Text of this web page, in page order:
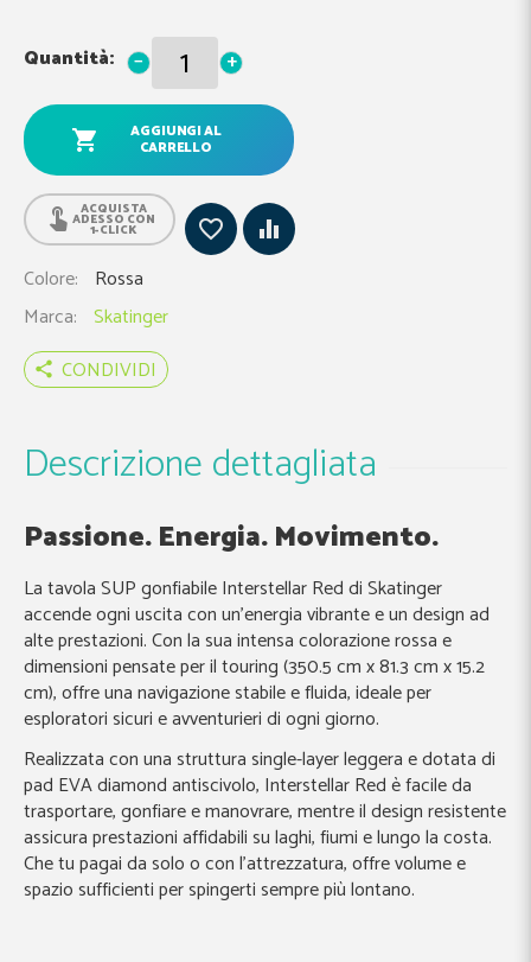
Quantità: +
−
AGGIUNGI AL
CARRELLO
ACQUISTA
ADESSO CON
1-CLICK
Colore
Rossa
Marca
Skatinger
share CONDIVIDI
Descrizione dettagliata
Passione. Energia. Movimento.
La tavola SUP gonfiabile Interstellar Red di Skatinger
accende ogni uscita con un’energia vibrante e un design ad
alte prestazioni. Con la sua intensa colorazione rossa e
dimensioni pensate per il touring (350.5 cm x 81.3 cm x 15.2
cm), offre una navigazione stabile e fluida, ideale per
esploratori sicuri e avventurieri di ogni giorno.
Realizzata con una struttura single-layer leggera e dotata di
pad EVA diamond antiscivolo, Interstellar Red è facile da
trasportare, gonfiare e manovrare, mentre il design resistente
assicura prestazioni affidabili su laghi, fiumi e lungo la costa.
Che tu pagai da solo o con l’attrezzatura, offre volume e
spazio sufficienti per spingerti sempre più lontano.